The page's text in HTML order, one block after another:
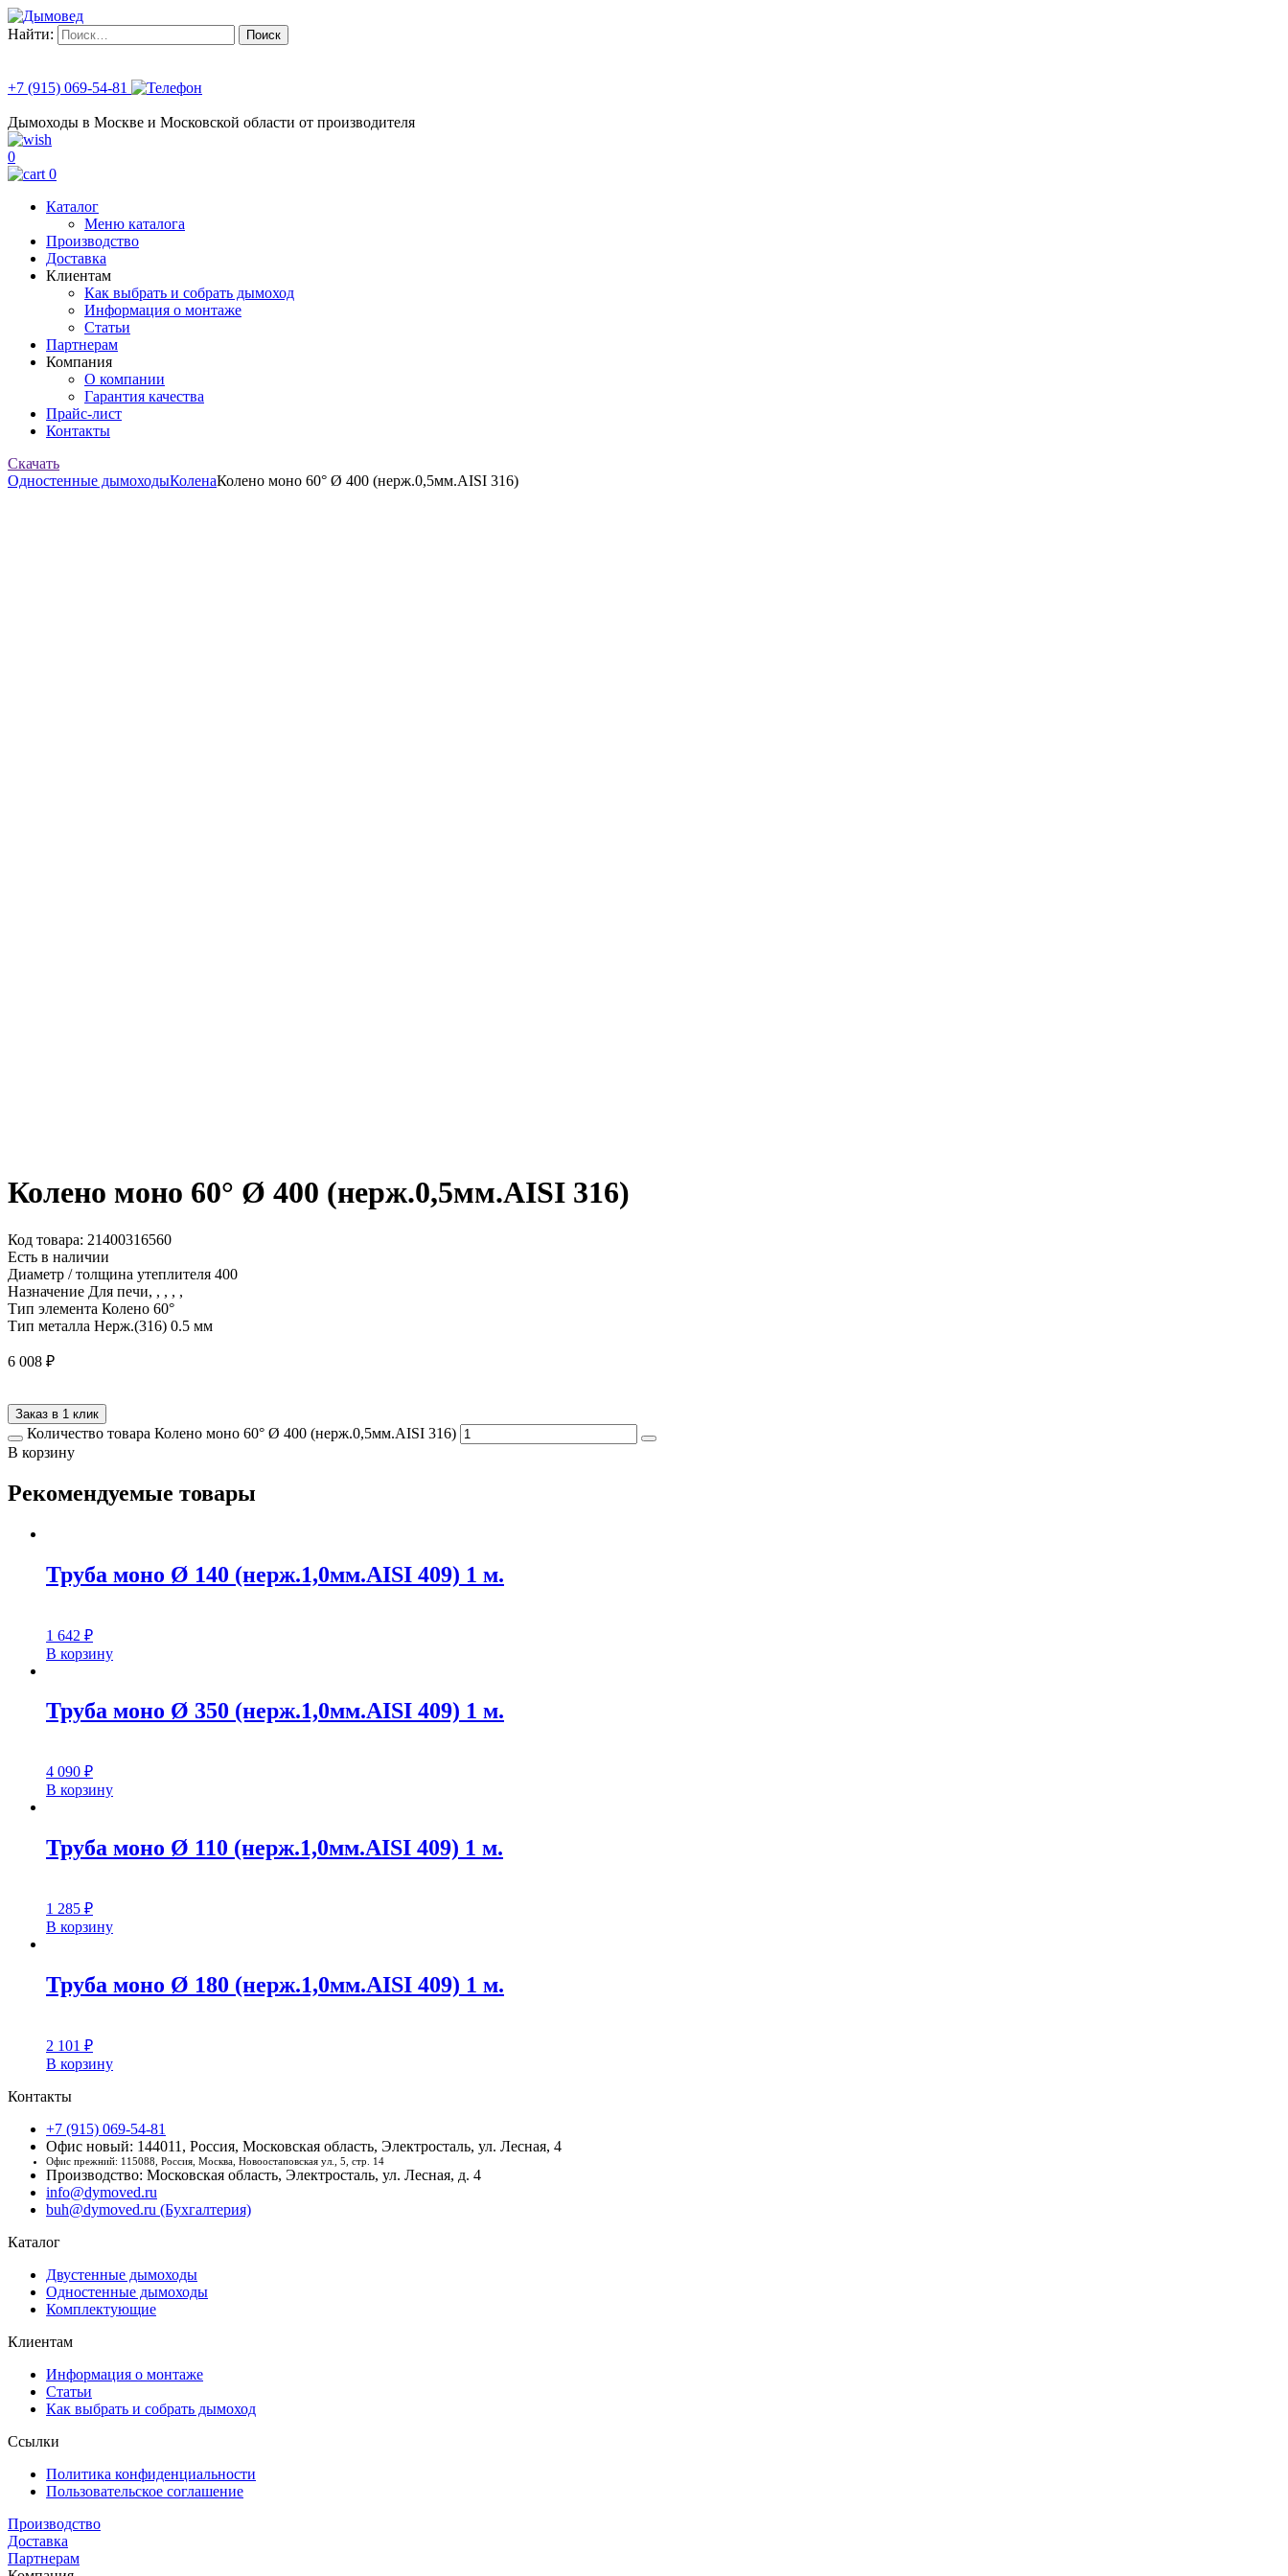
Найти:
+7 (915) 069-54-81
Дымоходы в Москве и Московской области от производителя
0
0
Каталог
Меню каталога
Производство
Доставка
Клиентам
Как выбрать и собрать дымоход
Информация о монтаже
Статьи
Партнерам
Компания
О компании
Гарантия качества
Прайс-лист
Контакты
Скачать
Одностенные дымоходыКоленаКолено моно 60° Ø 400 (нерж.0,5мм.AISI 316)
Колено моно 60° Ø 400 (нерж.0,5мм.AISI 316)
Код товара: 21400316560
Есть в наличии
Диаметр / толщина утеплителя 400
Назначение Для печи, , , , ,
Тип элемента Колено 60°
Тип металла Нерж.(316) 0.5 мм
6 008 ₽
Заказ в 1 клик
Количество товара Колено моно 60° Ø 400 (нерж.0,5мм.AISI 316)
В корзину
Рекомендуемые товары
Труба моно Ø 140 (нерж.1,0мм.AISI 409) 1 м.
1 642 ₽
В корзину
Труба моно Ø 350 (нерж.1,0мм.AISI 409) 1 м.
4 090 ₽
В корзину
Труба моно Ø 110 (нерж.1,0мм.AISI 409) 1 м.
1 285 ₽
В корзину
Труба моно Ø 180 (нерж.1,0мм.AISI 409) 1 м.
2 101 ₽
В корзину
Контакты
+7 (915) 069-54-81
Офис новый: 144011, Россия, Московская область, Электросталь, ул. Лесная, 4
Офис прежний: 115088, Россия, Москва, Новоостаповская ул., 5, стр. 14
Производство: Московская область, Электросталь, ул. Лесная, д. 4
info@dymoved.ru
buh@dymoved.ru (Бухгалтерия)
Каталог
Двустенные дымоходы
Одностенные дымоходы
Комплектующие
Клиентам
Информация о монтаже
Статьи
Как выбрать и собрать дымоход
Ссылки
Политика конфиденциальности
Пользовательское соглашение
Производство
Доставка
Партнерам